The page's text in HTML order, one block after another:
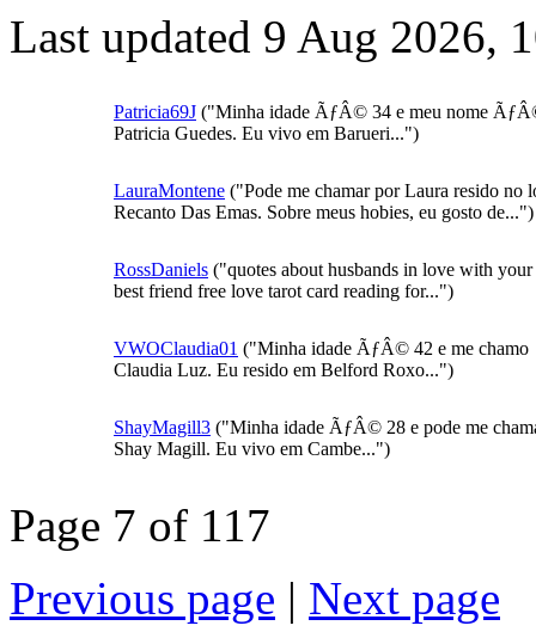
Last updated 9 Aug 2026,
Patricia69J ("Minha idade ÃƒÂ© 34 e meu nome
Patricia Guedes. Eu vivo em Barueri...")
LauraMontene ("Pode me chamar por Laura resido no
Recanto Das Emas. Sobre meus hobies, eu gosto de...")
RossDaniels ("quotes about husbands in love with your
best friend free love tarot card reading for...")
VWOClaudia01 ("Minha idade ÃƒÂ© 42 e me chamo
Claudia Luz. Eu resido em Belford Roxo...")
ShayMagill3 ("Minha idade ÃƒÂ© 28 e pode me
Shay Magill. Eu vivo em Cambe...")
Page 7 of 117
Previous page | Next page